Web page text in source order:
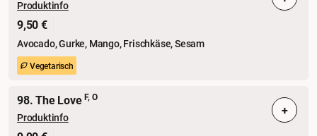
Produktinfo
9,50 €
Avocado, Gurke, Mango, Frischkäse, Sesam
Vegetarisch
98. The LoveF, O
Produktinfo +